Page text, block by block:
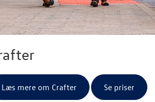
Læs mere om Crafter Se priser